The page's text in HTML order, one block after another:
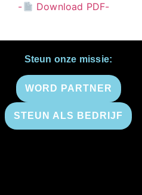
-
Download PDF-
Steun onze missie:
WORD PARTNER
STEUN ALS BEDRIJF